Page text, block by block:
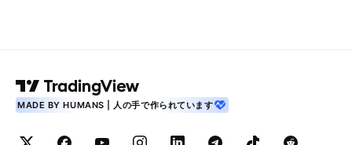
MADE BY HUMANS | 人の手で作られています